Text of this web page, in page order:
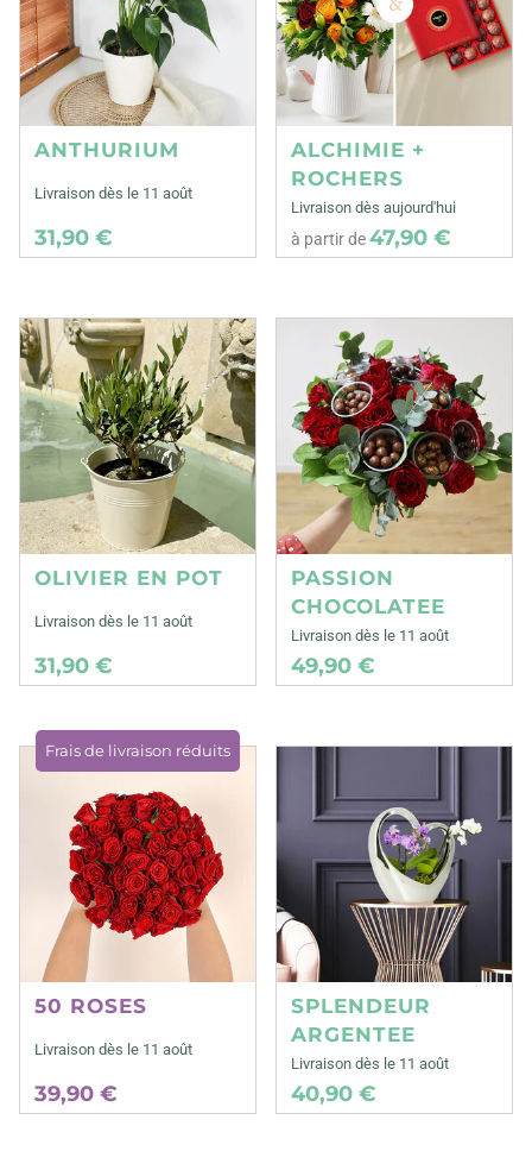
ANTHURIUM
Livraison dès le 11 août
31,90 €
ALCHIMIE +
ROCHERS
Livraison dès aujourd'hui
à partir de47,90 €
OLIVIER EN POT
Livraison dès le 11 août
31,90 €
PASSION
CHOCOLATEE
Livraison dès le 11 août
49,90 €
Frais de livraison réduits
50 ROSES
Livraison dès le 11 août
39,90 €
SPLENDEUR
ARGENTEE
Livraison dès le 11 août
40,90 €